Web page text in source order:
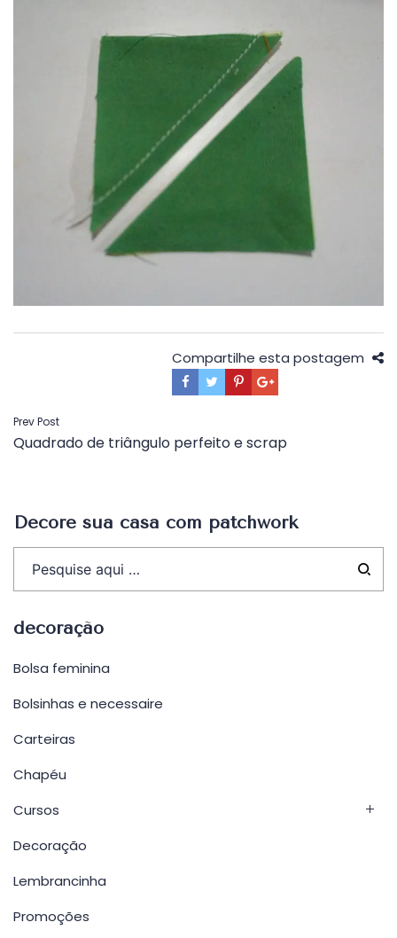
Compartilhe esta postagem
Navegação
de
Prev Post
Quadrado de triângulo perfeito e scrap
Decore sua casa com patchwork
decoração
Bolsa feminina
Bolsinhas e necessaire
Carteiras
Chapéu
Cursos
Decoração
Lembrancinha
Promoções